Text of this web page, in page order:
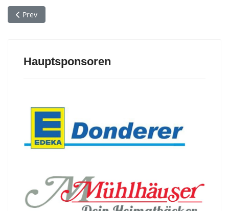
Previous article: TT-Punktspiel 2022.10.22 Heubach-Leinzell
Prev
Hauptsponsoren